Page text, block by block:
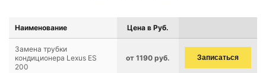
Наименование Цена в Руб.
Замена трубки
кондиционера Lexus ES
200
от 1190 руб. Записаться